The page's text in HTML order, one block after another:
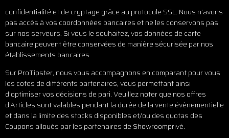
confidentialité et de cryptage grâce au protocole SSL. Nous n’avons
pas accès à vos coordonnées bancaires et ne les conservons pas
sur nos serveurs. Si vous le souhaitez, vos données de carte
bancaire peuvent être conservées de manière sécurisée par nos
établissements bancaires
Sur ProTipster, nous vous accompagnons en comparant pour vous
les cotes de différents partenaires, vous permettant ainsi
d’optimiser vos décisions de pari. Veuillez noter que nos offres
d’Articles sont valables pendant la durée de la vente évènementielle
et dans la limite des stocks disponibles et/ou des quotas des
Coupons alloués par les partenaires de Showroomprivé.